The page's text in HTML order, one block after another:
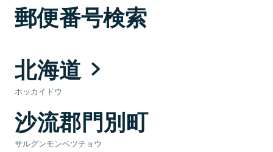
郵便番号検索
北海道
ホッカイドウ
沙流郡門別町
サルグンモンベツチョウ